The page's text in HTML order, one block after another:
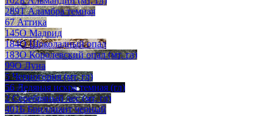
289Т Аламбра темная
67 Аттика
145О Мадрид
184О Шоколадный опал
183О Королевский опал (мт, гл)
99О Луна
5 Черногория (мт, гл)
56 Ледяная искра темная (гл)
2 Серебряный лес (мт, гл)
401Б Бриллиант черный